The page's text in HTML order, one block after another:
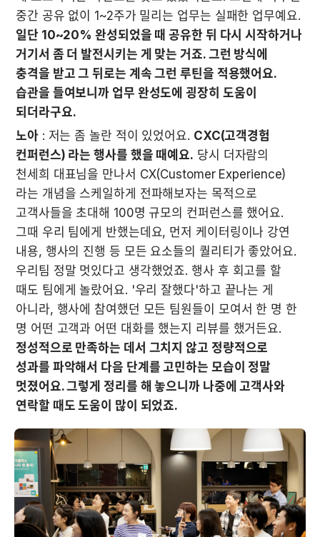
일단 10~20% 완성되었을 때 공유한 뒤 다시 시작하거나
거기서 좀 더 발전시키는 게 맞는 거죠. 그런 방식에
충격을 받고 그 뒤로는 계속 그런 루틴을 적용했어요.
습관을 들여보니까 업무 완성도에 굉장히 도움이
되더라구요.
노아 : 저는 좀 놀란 적이 있었어요. CXC(고객경험
컨퍼런스) 라는 행사를 했을 때예요. 당시 더자람의
천세희 대표님을 만나서 CX(Customer Experience)
라는 개념을 스케일하게 전파해보자는 목적으로
고객사들을 초대해 100명 규모의 컨퍼런스를 했어요.
그때 우리 팀에게 반했는데요, 먼저 케이터링이나 강연
내용, 행사의 진행 등 모든 요소들의 퀄리티가 좋았어요.
우리팀 정말 멋있다고 생각했었죠. 행사 후 회고를 할
때도 팀에게 놀랐어요. '우리 잘했다'하고 끝나는 게
아니라, 행사에 참여했던 모든 팀원들이 모여서 한 명 한
정성적으로 만족하는 데서 그치지 않고 정량적으로
성과를 파악해서 다음 단계를 고민하는 모습이 정말
멋졌어요. 그렇게 정리를 해 놓으니까 나중에 고객사와
연락할 때도 도움이 많이 되었죠.